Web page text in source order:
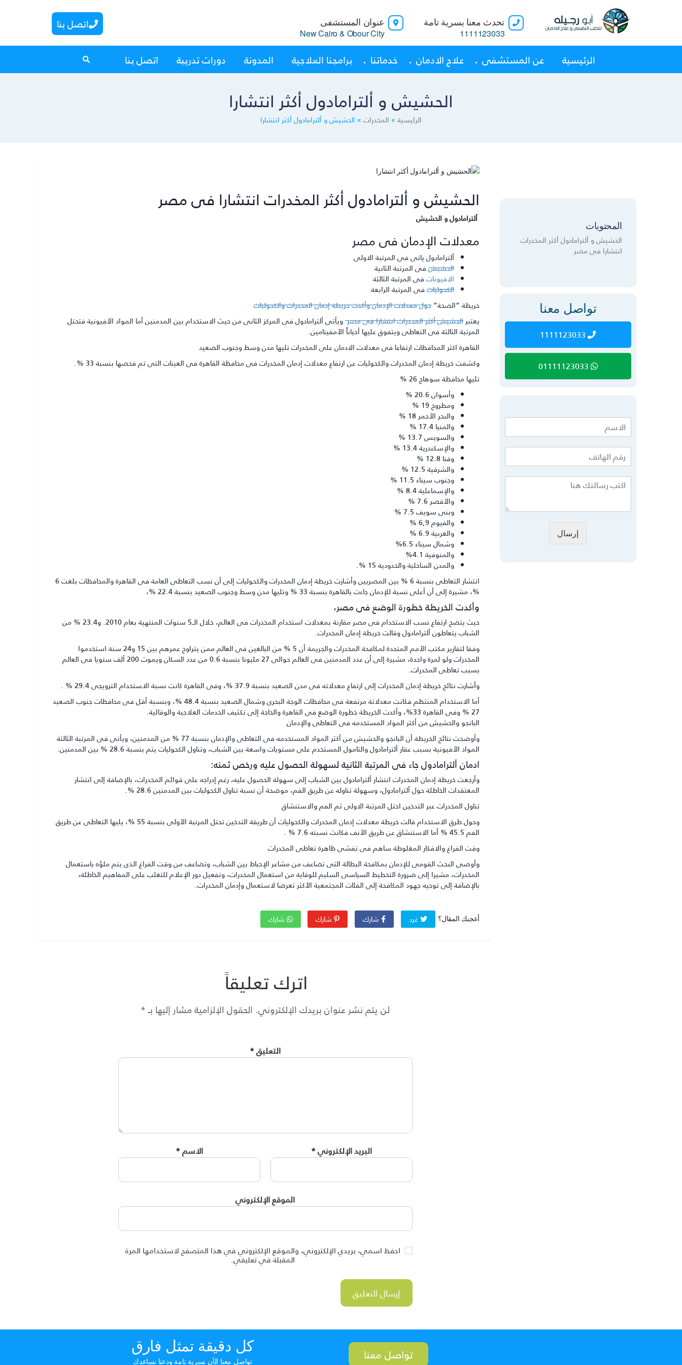
تحدث معنا بسرية تامة
1111123033
عنوان المستشفى
New Cairo & Obour City
اتصل بنا
الرئيسية عن المستشفى علاج الادمان خدماتنا برامجنا العلاجية المدونة دورات تدريبة اتصل بنا
الحشيش و ألترامادول أكثر انتشارا
الرئيسية» المخدرات» الحشيش و ألترامادول أكثر انتشارا
الحشيش و ألترامادول أكثر المخدرات انتشارا فى مصر
ألترامادول و الحشيش
معدلات الإدمان فى مصر
ألترامادول ياتى فى المرتبة الاولى
الحشيشفى المرتبة الثانية
الافيوناتفى المرتبة الثالثة
الكحولياتفى المرتبة الرابعة
خريطة “الصحة”حول معدلات الإدمان وأكدت خريطة إدمان المخدرات والكحوليات
يعتبرالحشيش أكثر المخدرات انتشارا فى مصرويأتى ألترامادول فى المركز الثانى من حيث الاستخدام بين المدمنين أما المواد الأفيونية فتحتل
المرتبة الثالثة فى التعاطى ويتفوق عليها أحياناً الأمفيتامين.
القاهرة اكثر المحافظات ارتفاعا فى معدلات الادمان على المخدرات تليها مدن وسط وجنوب الصعيد
وكشفت خريطة إدمان المخدرات والكحوليات عن ارتفاع معدلات إدمان المخدرات فى محافظة القاهرة فى العينات التى تم فحصها بنسبة 33 %.
تليها محافظة سوهاج 26 %
وأسوان 20.6 %
ومطروح 19 %
والبحر الأحمر 18 %
والمنيا 17.4 %
والسويس 13.7 %
والإسكندرية 13.4 %
وقنا 12.8 %
والشرقية 12.5 %
وجنوب سيناء 11.5 %
والإسماعلية 8.4 %
والأقصر 7.6 %
وبنى سويف 7.5 %
والفيوم 6,9 %
والغربية 6.9 %
وشمال سيناء 6.5%
والمنوفية 4.1%
والمدن الساحلية والحدودية 15 %.
انتشار التعاطى بنسبة 6 % بين المصريين وأشارت خريطة إدمان المخدرات والكحوليات إلى أن نسب التعاطى العامة فى القاهرة والمحافظات بلغت 6
%، مشيرة إلى أن أعلى نسبة للإدمان جاءت بالقاهرة بنسبة 33 % وتليها مدن وسط وجنوب الصعيد بنسبة 22.4 %،
وأكدت الخريطة خطورة الوضع فى مصر،
حيث يتضح ارتفاع نسب الاستخدام فى مصر مقارنة بمعدلات استخدام المخدرات فى العالم، خلال الــ5 سنوات المنتهية بعام 2010. و23.4 % من
الشباب يتعاطون ألترامادول وقالت خريطة إدمان المخدرات.
وفقا لتقارير مكتب الأمم المتحدة لمكافحة المخدرات والجريمة أن 5 % من البالغين فى العالم ممن يتراوح عمرهم بين 15 و24 سنة استخدموا
المخدرات ولو لمرة واحدة، مشيرة إلى أن عدد المدمنين فى العالم حوالى 27 مليونا بنسبة 0.6 من عدد السكان ويموت 200 ألف سنويا فى العالم
بسبب تعاطى المخدرات.
وأشارت نتائج خريطة إدمان المخدرات إلى ارتفاع معدلاته فى مدن الصعيد بنسبة 37.9 %، وفى القاهرة كانت نسبة الاستخدام الترويجى 29.4 % .
أما الاستخدام المنتظم فكانت معدلاتة مرتفعة فى محافظات الوجة البحرى وشمال الصعيد بنسبة 48.4 %، وبنسبة أقل فى محافظات جنوب الصعيد
27 % وفى القاهرة 33%، وأكدت الخريطة خطورة الوضع فى القاهرة والحاجة إلى تكثيف الخدمات العلاجية والوقائية.
البانجو والحشيش من أكثر المواد المستخدمه فى التعاطى والإدمان
وأوضحت نتائج الخريطة أن البانجو والحشيش من أكثر المواد المستخدمه فى التعاطى والإدمان بنسبة 77 % من المدمنين، ويأتى فى المرتبة الثالثة
المواد الأفيونية بسبب عقار ألترامادول والتامول المستخدم على مستويات واسعة بين الشباب، وتناول الكحوليات يتم بنسبة 28.6 % بين المدمنين.
ادمان ألترامادول جاء فى المرتبة الثانية لسهولة الحصول عليه ورخص ثمنه:
وأرجعت خريطة إدمان المخدرات انتشار ألترامادول بين الشباب إلى سهولة الحصول عليه، رغم إدراجه على قوائم المخدرات، بالإضافة إلى انتشار
المعتقدات الخاطئة حول ألترامادول، وسهولة تناوله عن طريق الفم، موضحة أن نسبة تناول الكحوليات بين المدمنين 28.6 %.
تناول المخدرات عبر التدخين احتل المرتبة الاولى ثم الفم والاستنشاق
وحول طرق الاستخدام قالت خريطة معدلات إدمان المخدرات والكحوليات أن طريقة التدخين تحتل المرتبة الأولى بنسبة 55 %، يليها التعاطى عن طريق
الفم 45.5 % أما الاستنشاق عن طريق الأنف فكانت نسبته 7.6 % .
وقت الفراغ والافكار المغلوطة ساهم فى تفشى ظاهرة تعاطى المخدرات
وأوصى البحث القومى للإدمان بمكافحة البطالة التى تضاعف من مشاعر الإحباط بين الشباب، وتضاعف من وقت الفراغ الذى يتم ملؤه باستعمال
المخدرات، مشيرا إلى ضرورة التخطيط السياسى السليم للوقاية من استعمال المخدرات، وتفعيل دور الإعلام للتغلب على المفاهيم الخاطئة،
بالإضافة إلى توجيه جهود المكافحة إلى الفئات المجتمعية الأكثر تعرضا لاستعمال وإدمان المخدرات.
أعجبك المقال؟ غرد شارك شارك شارك
اترك تعليقاً
لن يتم نشر عنوان بريدك الإلكتروني. الحقول الإلزامية مشار إليها بـ*
التعليق*
الاسم* البريد الإلكتروني*
الموقع الإلكتروني
احفظ اسمي، بريدي الإلكتروني، والموقع الإلكتروني في هذا المتصفح لاستخدامها المرة
المقبلة في تعليقي.
المحتويات
الحشيش و ألترامادول أكثر المخدرات
انتشارا فى مصر
تواصل معنا
1111123033
إرسال
كل دقيقة تمثل فارق
تواصل معنا الآن بسرية تامة ودعنا نساعدك تواصل معنا